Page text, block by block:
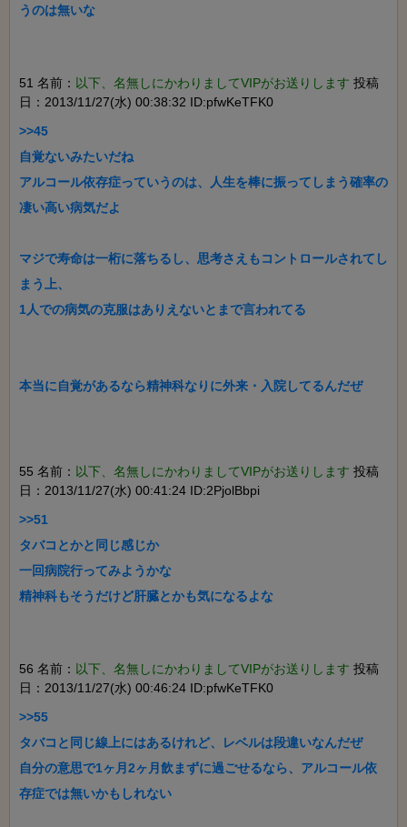
51 名前： 以下、名無しにかわりましてVIPがお送りします 投稿
日：2013/11/27(水) 00:38:32 ID:pfwKeTFK0
>>45
自覚ないみたいだね
アルコール依存症っていうのは、人生を棒に振ってしまう確率の
凄い高い病気だよ
マジで寿命は一桁に落ちるし、思考さえもコントロールされてし
まう上、
1人での病気の克服はありえないとまで言われてる
55 名前： 以下、名無しにかわりましてVIPがお送りします 投稿
日：2013/11/27(水) 00:41:24 ID:2PjolBbpi
>>51
タバコとかと同じ感じか
一回病院行ってみようかな
56 名前： 以下、名無しにかわりましてVIPがお送りします 投稿
日：2013/11/27(水) 00:46:24 ID:pfwKeTFK0
>>55
タバコと同じ線上にはあるけれど、レベルは段違いなんだぜ
自分の意思で1ヶ月2ヶ月飲まずに過ごせるなら、アルコール依
存症では無いかもしれない